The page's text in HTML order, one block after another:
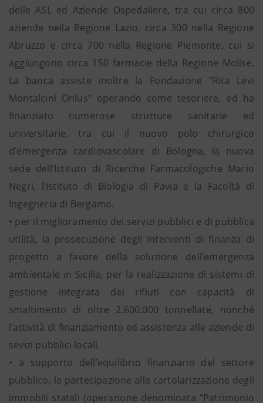
delle ASL ed Aziende Ospedaliere, tra cui circa 800
aziende nella Regione Lazio, circa 300 nella Regione
Abruzzo e circa 700 nella Regione Piemonte, cui si
aggiungono circa 150 farmacie della Regione Molise.
La banca assiste inoltre la Fondazione “Rita Levi
Montalcini Onlus” operando come tesoriere, ed ha
finanziato numerose strutture sanitarie ed
universitarie, tra cui il nuovo polo chirurgico
d’emergenza cardiovascolare di Bologna, la nuova
sede dell’Istituto di Ricerche Farmacologiche Mario
Negri, l’Istituto di Biologia di Pavia e la Facoltà di
Ingegneria di Bergamo.
• per il miglioramento dei servizi pubblici e di pubblica
utilità, la prosecuzione degli interventi di finanza di
progetto a favore della soluzione dell’emergenza
ambientale in Sicilia, per la realizzazione di sistemi di
gestione integrata dei rifiuti con capacità di
smaltimento di oltre 2.600.000 tonnellate, nonché
l’attività di finanziamento ed assistenza alle aziende di
sevizi pubblici locali.
• a supporto dell’equilibrio finanziario del settore
pubblico, la partecipazione alla cartolarizzazione degli
immobili statali (operazione denominata “Patrimonio